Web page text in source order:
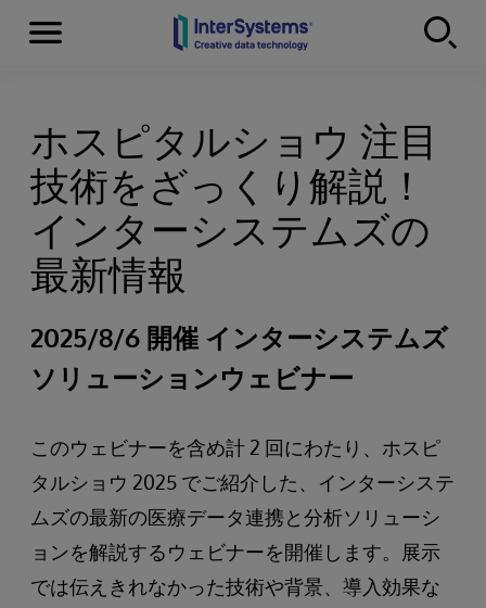
Skip to content
Menu
ホスピタルショウ 注目
技術をざっくり解説！
インターシステムズの
最新情報
2025/8/6 開催 インターシステムズ
ソリューションウェビナー
このウェビナーを含め計 2 回にわたり、ホスピ
タルショウ 2025 でご紹介した、インターシステ
ムズの最新の医療データ連携と分析ソリューシ
ョンを解説するウェビナーを開催します。展示
では伝えきれなかった技術や背景、導入効果な